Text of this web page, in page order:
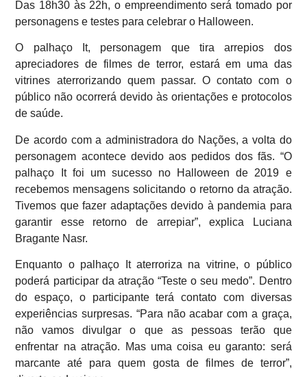
Das 18h30 às 22h, o empreendimento será tomado por
personagens e testes para celebrar o Halloween.
O palhaço It, personagem que tira arrepios dos
apreciadores de filmes de terror, estará em uma das
vitrines aterrorizando quem passar. O contato com o
público não ocorrerá devido às orientações e protocolos
de saúde.
De acordo com a administradora do Nações, a volta do
personagem acontece devido aos pedidos dos fãs. “O
palhaço It foi um sucesso no Halloween de 2019 e
recebemos mensagens solicitando o retorno da atração.
Tivemos que fazer adaptações devido à pandemia para
garantir esse retorno de arrepiar”, explica Luciana
Bragante Nasr.
Enquanto o palhaço It aterroriza na vitrine, o público
poderá participar da atração “Teste o seu medo”. Dentro
do espaço, o participante terá contato com diversas
experiências surpresas. “Para não acabar com a graça,
não vamos divulgar o que as pessoas terão que
enfrentar na atração. Mas uma coisa eu garanto: será
marcante até para quem gosta de filmes de terror”,